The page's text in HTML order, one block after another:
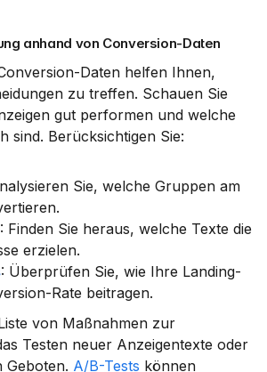
anhand von Conversion-Daten
Daten helfen Ihnen,
zu treffen. Schauen Sie
gut performen und welche
sind. Berücksichtigen Sie:
Sie, welche Gruppen am
: Finden Sie heraus, welche Texte die
erzielen.
: Überprüfen Sie, wie Ihre Landing-
Rate beitragen.
von Maßnahmen zur
Testen neuer Anzeigentexte oder
Geboten. A/B-Tests können